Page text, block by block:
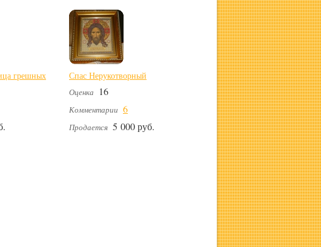
грешных Спас Нерукотворный
Оценка 16
Комментарии 6
Продается 5 000 руб.